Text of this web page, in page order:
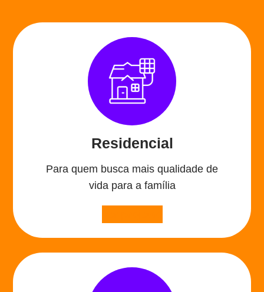
Residencial
Para quem busca mais qualidade de
vida para a família